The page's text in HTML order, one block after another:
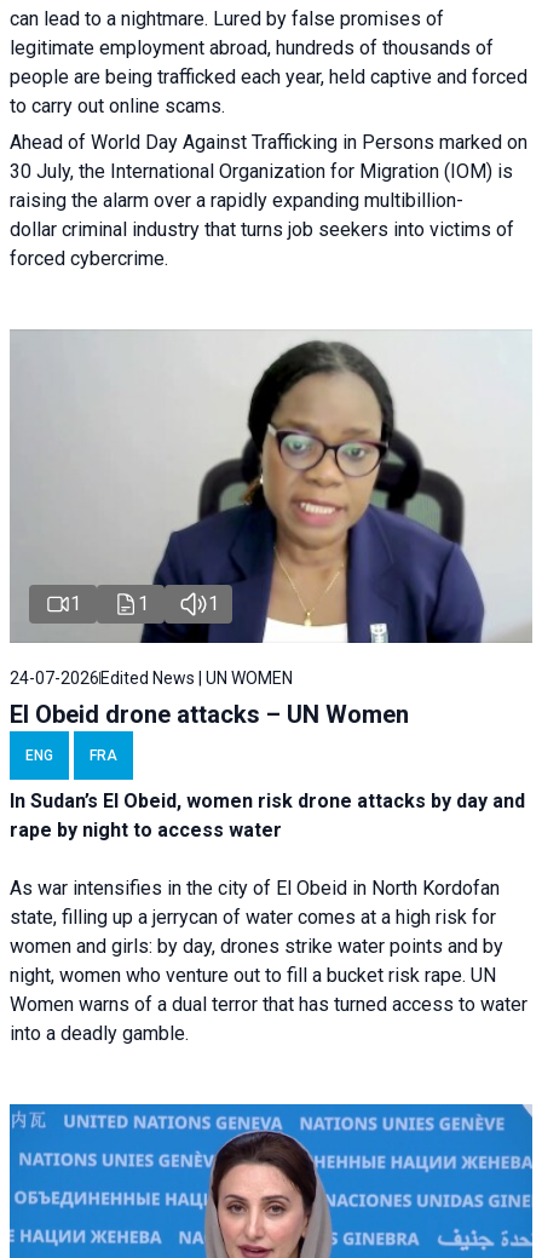
can lead to a nightmare. Lured by false promises of
legitimate employment abroad, hundreds of thousands of
people are being trafficked each year, held captive and forced
to carry out online scams.
Ahead of World Day Against Trafficking in Persons marked on
30 July, the International Organization for Migration (IOM) is
raising the alarm over a rapidly expanding multibillion-
dollar criminal industry that turns job seekers into victims of
forced cybercrime.
1 1 1
24-07-2026 Edited News | UN WOMEN
El Obeid drone attacks – UN Women
ENG FRA
In Sudan’s El Obeid, women risk drone attacks by day and
rape by night to access water
As war intensifies in the city of El Obeid in North Kordofan
state, filling up a jerrycan of water comes at a high risk for
women and girls: by day, drones strike water points and by
night, women who venture out to fill a bucket risk rape. UN
Women warns of a dual terror that has turned access to water
into a deadly gamble.